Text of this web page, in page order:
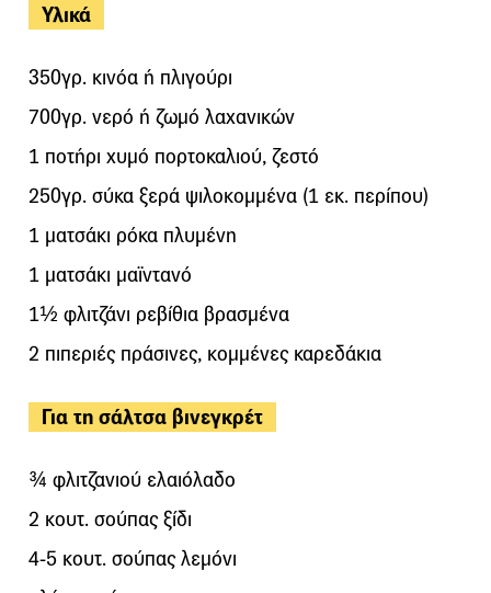
Υλικά
350γρ. κινόα ή πλιγούρι
700γρ. νερό ή ζωμό λαχανικών
1 ποτήρι χυμό πορτοκαλιού, ζεστό
250γρ. σύκα ξερά ψιλοκομμένα (1 εκ. περίπου)
1 ματσάκι ρόκα πλυμένη
1 ματσάκι μαϊντανό
1½ φλιτζάνι ρεβίθια βρασμένα
2 πιπεριές πράσινες, κομμένες καρεδάκια
Για τη σάλτσα βινεγκρέτ
¾ φλιτζανιού ελαιόλαδο
2 κουτ. σούπας ξίδι
4-5 κουτ. σούπας λεμόνι